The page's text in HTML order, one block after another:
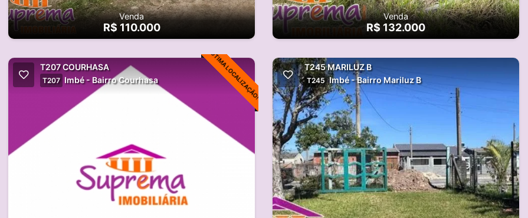
Venda
R$ 110.000
Venda
R$ 132.000
ÓTIMA LOCALIZAÇÃO!
T207 COURHASA
T207 Imbé - Bairro Courhasa
T245 MARILUZ B
T245 Imbé - Bairro Mariluz B